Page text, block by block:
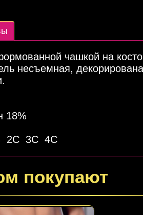
чашкой на
несъемная,
18%
2С 3С 4С
покупают